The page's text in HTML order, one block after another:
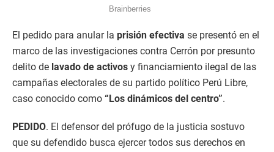
El pedido para anular la prisión efectiva se presentó en el
marco de las investigaciones contra Cerrón por presunto
delito de lavado de activos y financiamiento ilegal de las
campañas electorales de su partido político Perú Libre,
caso conocido como “Los dinámicos del centro”.
PEDIDO. El defensor del prófugo de la justicia sostuvo
que su defendido busca ejercer todos sus derechos en